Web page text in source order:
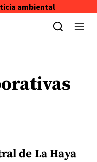
ambiental
de La Haya